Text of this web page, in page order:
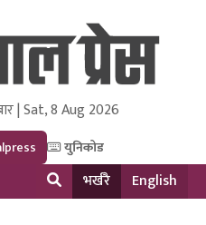
Research Pvt Ltd.
| Sat, 8 Aug 2026
युनिकोड
भर्खरै English